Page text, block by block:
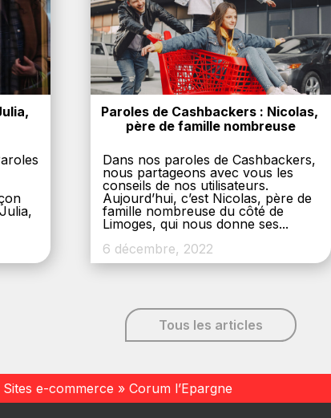
Paroles de Cashbackers : Nicolas,
père de famille nombreuse
Dans nos paroles de Cashbackers,
nous partageons avec vous les
conseils de nos utilisateurs.
Aujourd’hui, c’est Nicolas, père de
famille nombreuse du côté de
Limoges, qui nous donne ses...
6 décembre, 2022
Tous les articles
Sites e-commerce » Corum l’Epargne